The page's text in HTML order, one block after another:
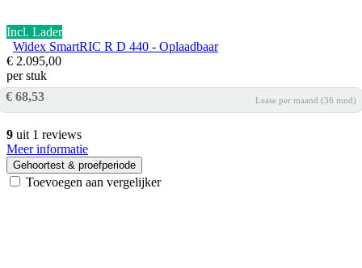
Incl. Lader
Widex SmartRIC R D 440 - Oplaadbaar
€ 2.095,00
per stuk
€ 68,53
Lease per maand (36 mnd)
9 uit 1 reviews
Meer informatie
Gehoortest & proefperiode
Toevoegen aan vergelijker